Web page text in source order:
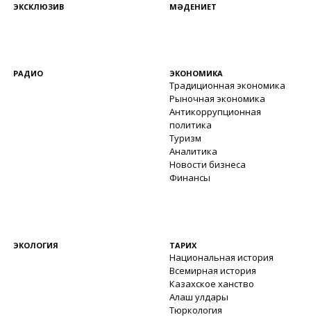
ЭКСКЛЮЗИВ МӘДЕНИЕТ
РАДИО ЭКОНОМИКА
Традиционная экономика
Рыночная экономика
Антикоррупционная
политика
Туризм
Аналитика
Новости бизнеса
Финансы
ЭКОЛОГИЯ ТАРИХ
Национальная история
Всемирная история
Казахское ханство
Алаш улдары
Тюркология